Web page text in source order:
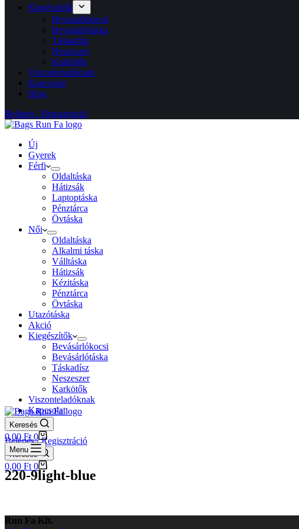
Kiegészítők
Bevásárlókocsi
Bevásárlótáska
Táskadísz
Neszeszer
Karkötők
Viszonteladóknak
Kapcsolat
Blog
Belépés / Regisztráció
Új
Gyerek
Férfi
Oldaltáska
Hátizsák
Laptoptáska
Pénztárca
Övtáska
Női
Oldaltáska
Alkalmi táska
Válltáska
Hátizsák
Kézitáska
Pénztárca
Övtáska
Utazótáska
Akció
Kiegészítők
Bevásárlókocsi
Bevásárlótáska
Táskadísz
Neszeszer
Karkötők
Viszonteladóknak
Kapcsolat
Blog
Belépés / Regisztráció
Keresés
Shopping
cart
0,00 Ft 0
Keresés
Shopping
cart
0,00 Ft 0
Menu
220-9light-blue
Run Fa Kft.